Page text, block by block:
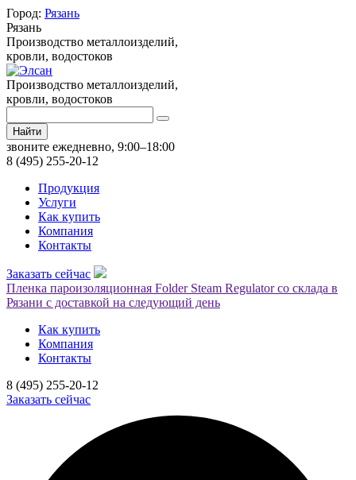
Город: Рязань
Рязань
Производство металлоизделий,
кровли, водостоков
Производство металлоизделий,
кровли, водостоков
Найти
звоните ежедневно, 9:00–18:00
8 (495) 255-20-12
Продукция
Услуги
Как купить
Компания
Контакты
Заказать сейчас
Пленка пароизоляционная Folder Steam Regulator со склада в
Рязани с доставкой на следующий день
Как купить
Компания
Контакты
8 (495) 255-20-12
Заказать сейчас